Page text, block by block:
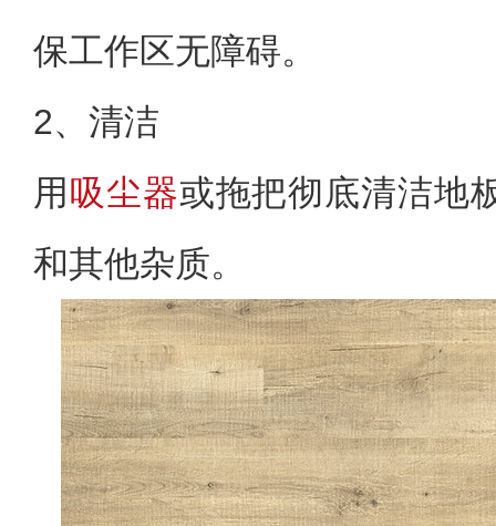
保工作区无障碍。
2、清洁
用吸尘器或拖把彻底清洁地
和其他杂质。